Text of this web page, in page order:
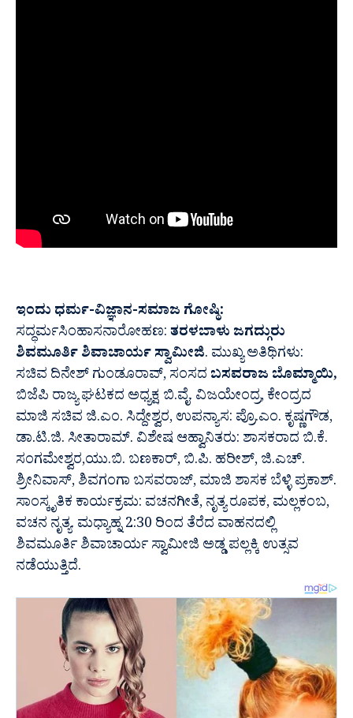
ಇಂದು ಧರ್ಮ-ವಿಜ್ಞಾನ-ಸಮಾಜ ಗೋಷ್ಠಿ:
ಸದ್ಧರ್ಮಸಿಂಹಾಸನಾರೋಹಣ:ತರಳಬಾಳು ಜಗದ್ಗುರು
ಶಿವಮೂರ್ತಿ ಶಿವಾಚಾರ್ಯ ಸ್ವಾಮೀಜಿ. ಮುಖ್ಯ ಅತಿಥಿಗಳು:
ಸಚಿವ ದಿನೇಶ್ ಗುಂಡೂರಾವ್, ಸಂಸದ ಬಸವರಾಜ ಬೊಮ್ಮಾಯಿ,
ಬಿಜೆಪಿ ರಾಜ್ಯ ಘಟಕದ ಅಧ್ಯಕ್ಷ ಬಿ.ವೈ. ವಿಜಯೇಂದ್ರ, ಕೇಂದ್ರದ
ಮಾಜಿ ಸಚಿವ ಜಿ.ಎಂ. ಸಿದ್ದೇಶ್ವರ, ಉಪನ್ಯಾಸ: ಪ್ರೊ.ಎಂ. ಕೃಷ್ಣಗೌಡ,
ಡಾ.ಟಿ.ಜಿ. ಸೀತಾರಾಮ್‌. ವಿಶೇಷ ಆಹ್ವಾನಿತರು: ಶಾಸಕರಾದ ಬಿ.ಕೆ.
ಸಂಗಮೇಶ್ವರ,‌ಯು.ಬಿ. ಬಣಕಾರ್, ಬಿ.ಪಿ. ಹರೀಶ್, ಜಿ.ಎಚ್.
ಶ್ರೀನಿವಾಸ್‌, ಶಿವಗಂಗಾ ಬಸವರಾಜ್, ಮಾಜಿ ಶಾಸಕ ಬೆಳ್ಳಿ ಪ್ರಕಾಶ್‌.
ಸಾಂಸ್ಕೃತಿಕ ಕಾರ್ಯಕ್ರಮ: ವಚನಗೀತೆ, ನೃತ್ಯ ರೂಪಕ, ಮಲ್ಲಕಂಬ,
ವಚನ ನೃತ್ಯ. ಮಧ್ಯಾಹ್ನ 2:30 ರಿಂದ ತೆರೆದ ವಾಹನದಲ್ಲಿ
ಶಿವಮೂರ್ತಿ ಶಿವಾಚಾರ್ಯ ಸ್ವಾಮೀಜಿ ಅಡ್ಡ ಪಲ್ಲಕ್ಕಿ ಉತ್ಸವ
ನಡೆಯುತ್ತಿದೆ.